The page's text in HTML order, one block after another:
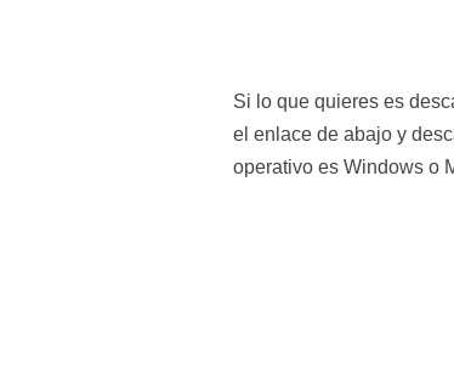
Si lo que quieres es
el enlace de abajo y
operativo es Windows o